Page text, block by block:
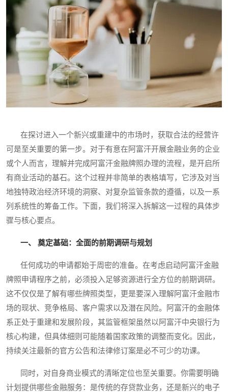
在探讨进入一个新兴或重建中的市场时，获取合法的经营许
可是至关重要的第一步。对于有意在阿富汗开展金融业务的企业
或个人而言，理解并完成阿富汗金融牌照办理的流程，是开启所
有商业活动的基石。这个过程并非简单的表格填写，它涉及对当
地独特政治经济环境的洞察、对复杂监管条款的遵循，以及一系
列系统性的筹备工作。下面，我们将深入拆解这一过程的具体步
骤与核心要点。
一、 奠定基础：全面的前期调研与规划
任何成功的申请都始于周密的准备。在考虑启动阿富汗金融
牌照申请程序之前，必须投入足够资源进行全方位的前期调研。
这不仅仅是了解有哪些牌照类型，更是要深入理解阿富汗金融市
场的现状、竞争格局、客户需求以及潜在风险。阿富汗的金融体
系正处于重建和发展阶段，其监管框架虽然以阿富汗中央银行为
核心构建，但具体细则可能随着国家政策的调整而变化。因此，
持续关注最新的官方公告和法律修订案是必不可少的功课。
同时，对自身商业模式的清晰定位也至关重要。你需要明确
计划提供哪些金融服务：是传统的存贷款业务，还是新兴的电子